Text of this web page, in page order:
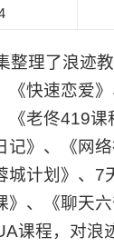
整理了浪迹
《快速恋爱
《老佟419
记》、《网
城计划》、7
》、《聊天
课程，对浪